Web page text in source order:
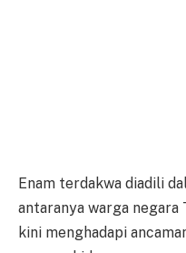
Enam terdakwa diadili
antaranya warga
kini menghadapi